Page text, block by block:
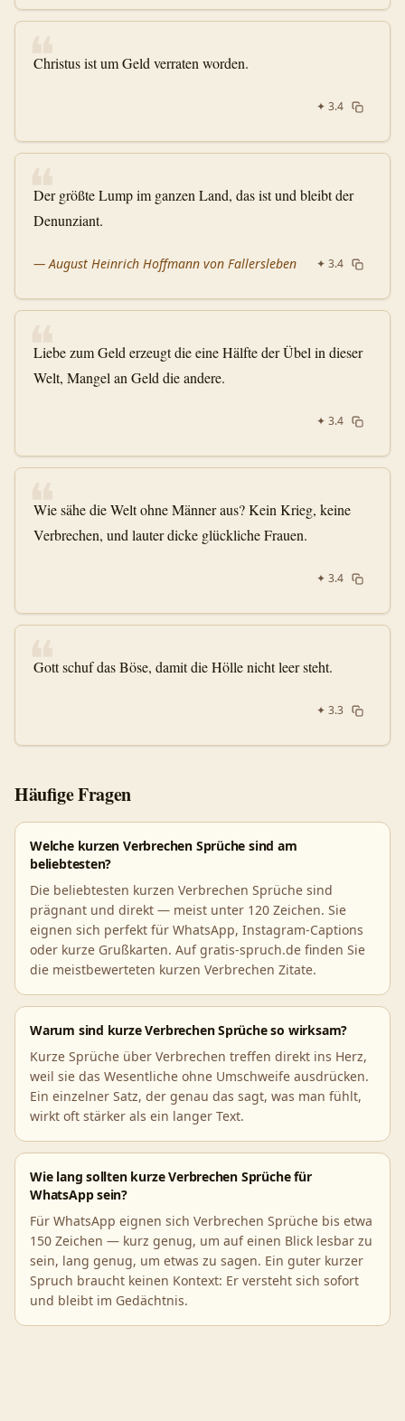
❝
Christus ist um Geld verraten worden.
✦ 3.4
❝
Der größte Lump im ganzen Land, das ist und bleibt der
Denunziant.
—August Heinrich Hoffmann von Fallersleben ✦ 3.4
❝
Liebe zum Geld erzeugt die eine Hälfte der Übel in dieser
Welt, Mangel an Geld die andere.
✦ 3.4
❝
Wie sähe die Welt ohne Männer aus? Kein Krieg, keine
Verbrechen, und lauter dicke glückliche Frauen.
✦ 3.4
❝
Gott schuf das Böse, damit die Hölle nicht leer steht.
✦ 3.3
Häufige Fragen
Welche kurzen Verbrechen Sprüche sind am
beliebtesten?
Die beliebtesten kurzen Verbrechen Sprüche sind
prägnant und direkt — meist unter 120 Zeichen. Sie
eignen sich perfekt für WhatsApp, Instagram-Captions
oder kurze Grußkarten. Auf gratis-spruch.de finden Sie
die meistbewerteten kurzen Verbrechen Zitate.
Warum sind kurze Verbrechen Sprüche so wirksam?
Kurze Sprüche über Verbrechen treffen direkt ins Herz,
weil sie das Wesentliche ohne Umschweife ausdrücken.
Ein einzelner Satz, der genau das sagt, was man fühlt,
wirkt oft stärker als ein langer Text.
Wie lang sollten kurze Verbrechen Sprüche für
WhatsApp sein?
Für WhatsApp eignen sich Verbrechen Sprüche bis etwa
150 Zeichen — kurz genug, um auf einen Blick lesbar zu
sein, lang genug, um etwas zu sagen. Ein guter kurzer
Spruch braucht keinen Kontext: Er versteht sich sofort
und bleibt im Gedächtnis.